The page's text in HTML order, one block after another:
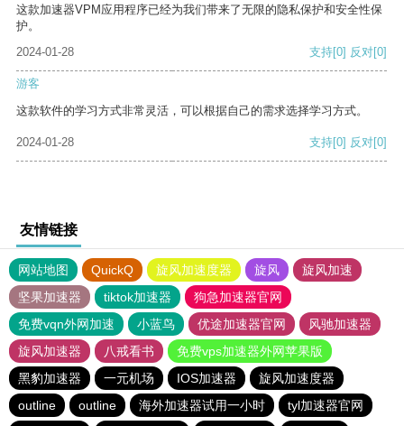
这款加速器VPM应用程序已经为我们带来了无限的隐私保护和安全性保
护。
2024-01-28
支持[0] 反对[0]
游客
这款软件的学习方式非常灵活，可以根据自己的需求选择学习方式。
2024-01-28 支持[0] 反对[0]
友情链接
网站地图 QuickQ 旋风加速度器 旋风
旋风加速
坚果加速器
tiktok加速器
狗急加速器官网
免费vqn外网加速
小蓝鸟 优途加速器官网
风驰加速器
旋风加速器
八戒看书
免费vps加速器外网苹果版
黑豹加速器
一元机场 IOS加速器
旋风加速度器
outline
outline 海外加速器试用一小时
tyl加速器官网